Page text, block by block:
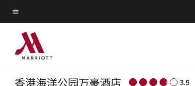
Skip
to
main
content
菜单文本
香港海洋公园万豪酒店 3.9